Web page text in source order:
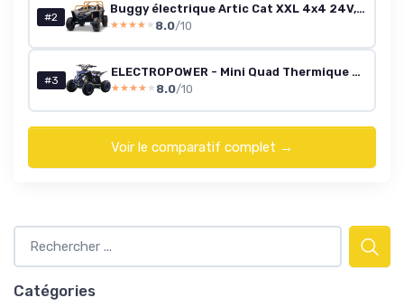
#2
Buggy électrique Artic Cat XXL 4x4 24V, Grise, Deux Places, Roues EVA Souples, Moteurs puissants, Batterie Lithium, Lecteur MP3 avec Bluetooth, Suspension arrière, sièges en Simili-Cuir, sous Licence
★★★★★
★★★★★ 8.0/10
#3
ELECTROPOWER - Mini Quad Thermique 4 Temps 110cc
★★★★★
★★★★★ 8.0/10
Voir le comparatif complet →
Catégories